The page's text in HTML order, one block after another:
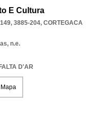
E Cultura
3885-204, CORTEGACA
n.e.
D'AR